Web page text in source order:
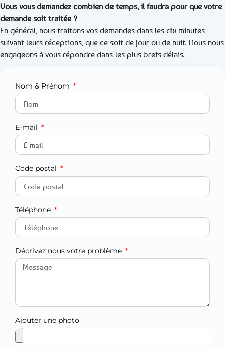
Vous vous demandez combien de temps, il faudra pour que votre
demande soit traitée ?
En général, nous traitons vos demandes dans les dix minutes
suivant leurs réceptions, que ce soit de jour ou de nuit. Nous nous
engageons à vous répondre dans les plus brefs délais.
Nom & Prénom
E-mail
Code postal
Téléphone
Décrivez nous votre problème
Ajouter une photo